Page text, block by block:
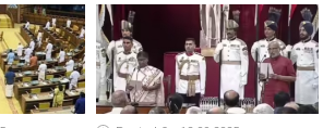
ഇല്ല'; വീണ ജോർജ് WATCH
VIDEO